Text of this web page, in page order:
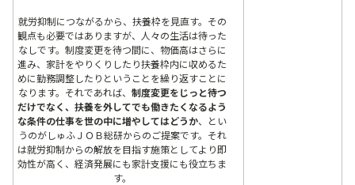
就労抑制につながるから、扶養枠を見直す。その
観点も必要ではありますが、人々の生活は待った
なしです。制度変更を待つ間に、物価高はさらに
進み、家計をやりくりしたり扶養枠内に収めるた
めに勤務調整したりということを繰り返すことに
なります。それであれば、 制度変更をじっと待つ
だけでなく、扶養を外してでも働きたくなるよう
な条件の仕事を世の中に増やしてはどうか、とい
うのがしゅふＪＯＢ総研からのご提案です。それ
は就労抑制からの解放を目指す施策としてより即
効性が高く、経済発展にも家計支援にも役立ちま
す。